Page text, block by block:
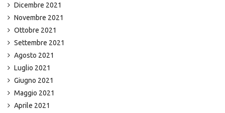
Dicembre 2021
Novembre 2021
Ottobre 2021
Settembre 2021
Agosto 2021
Luglio 2021
Giugno 2021
Maggio 2021
Aprile 2021